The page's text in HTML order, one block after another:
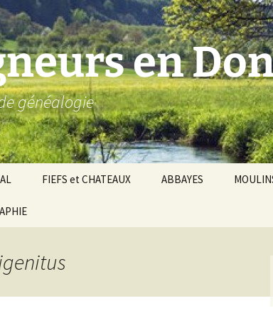
en
généalogie
Nevers
FIEFS et CHATEAUX ABBAYES